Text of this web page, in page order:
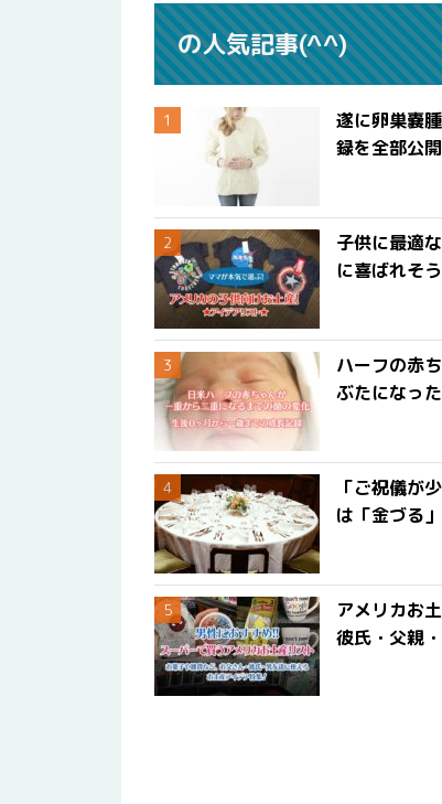
の人気記事(^^)
遂に卵巣嚢
録を全部公開
子供に最適
に喜ばれそ
ハーフの赤
ぶたになっ
「ご祝儀が
は「金づる
アメリカお
彼氏・父親